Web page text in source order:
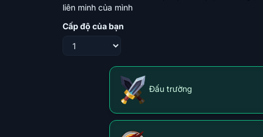
liên minh của mình
Cấp độ của bạn
Đấu trường